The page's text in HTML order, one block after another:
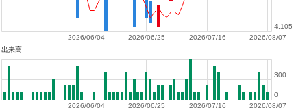
2026/08/07
2026/07/16
2026/06/25
2026/06/04
4,105
出来高
2026/08/07
2026/07/16
2026/06/25
2026/06/04
0
300